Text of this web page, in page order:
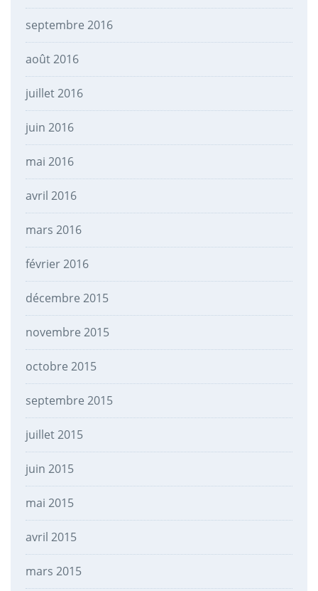
septembre 2016
août 2016
juillet 2016
juin 2016
mai 2016
avril 2016
mars 2016
février 2016
décembre 2015
novembre 2015
octobre 2015
septembre 2015
juillet 2015
juin 2015
mai 2015
avril 2015
mars 2015